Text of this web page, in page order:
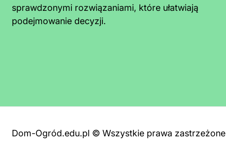
sprawdzonymi rozwiązaniami, które ułatwiają
podejmowanie decyzji.
Jak usunąć glony z kostki brukowej?
Dom-Ogród.edu.pl © Wszystkie prawa zastrzeżone